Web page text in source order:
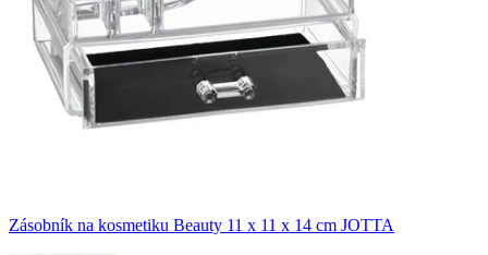
Zásobník na kosmetiku Beauty 11 x 11 x 14 cm JOTTA